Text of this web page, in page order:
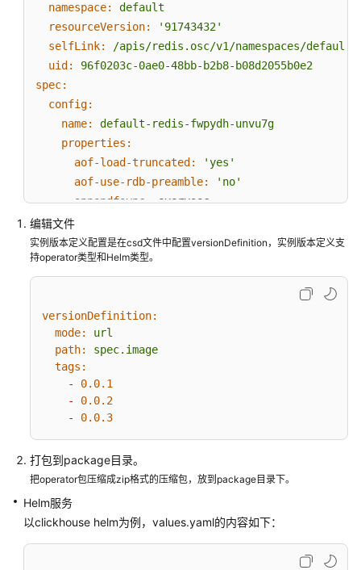
namespace:
default
resourceVersion:
'91743432'
selfLink:
/apis/redis.osc/v1/namespaces/
uid:
96f0203c-0ae0-48bb-b2b8-b08d2055b0e2
spec:
config:
name:
default-redis-fwpydh-unvu7g
properties:
aof-load-truncated:
'yes'
aof-use-rdb-preamble:
'no'
appendfsync: everysec
hash-max-ziplist-entries:
512
hash-max-ziplist-value:
latency-monitor-threshold: 100
loglevel:
notice
maxauthfailtimes:
maxclients: 10000
repl-diskless-sync:
set-max-intset-entries:
stop-writes-on-bgsave-error:
timeout:
0
image: swr.cn-east-3.myhuaweicloud.com/osc-
编辑文件
实例版本定义配置是在csd文件中配置versionDefinition，实例版本定义支
持operator类型和Helm类型。
versionDefinition:
mode:
url
path:
spec.image
tags:
-
0.0.1
-
0.0.2
-
0.0.3
打包到package目录。
把operator包压缩成zip格式的压缩包，放到package目录下。
Helm服务
以clickhouse helm为例，values.yaml的内容如下：